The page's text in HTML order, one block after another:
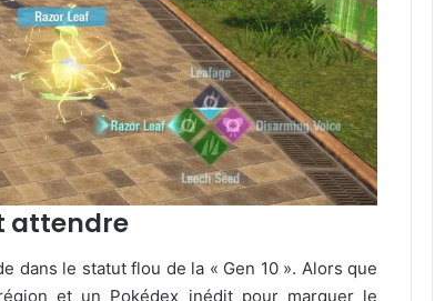
attendre
dans le statut flou de la « Gen 10 ». Alors que
et un Pokédex inédit pour marquer le